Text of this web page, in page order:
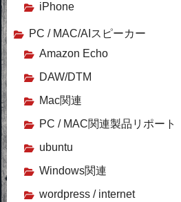
iPhone
PC / MAC/AIスピーカー
Amazon Echo
DAW/DTM
Mac関連
PC / MAC関連製品リポート
ubuntu
Windows関連
wordpress / internet